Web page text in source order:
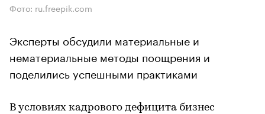
Фото: ru.freepik.com
Эксперты обсудили материальные и
нематериальные методы поощрения и
поделились успешными практиками
В условиях кадрового дефицита бизнес